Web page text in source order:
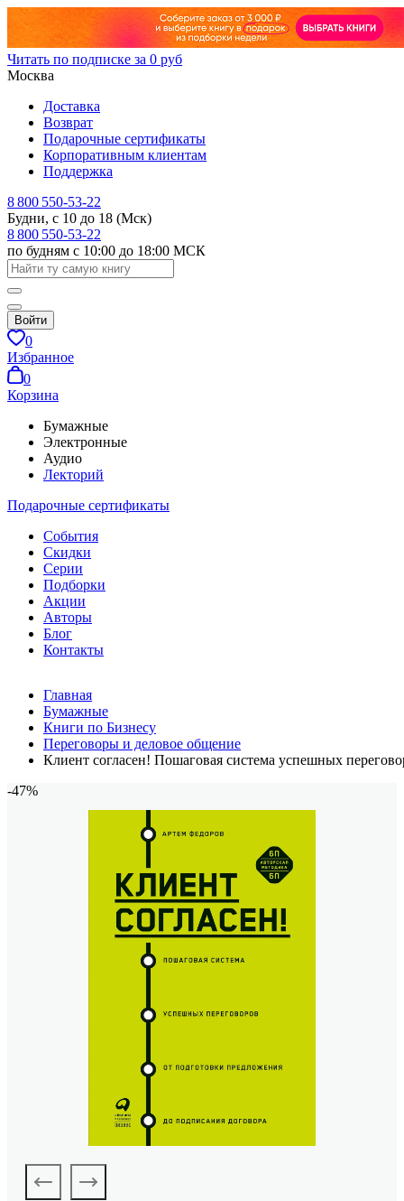
Читать по подписке за 0 руб
Москва
Доставка
Возврат
Подарочные сертификаты
Корпоративным клиентам
Поддержка
8 800 550-53-22
Будни, с 10 до 18 (Мск)
8 800 550-53-22
по будням с 10:00 до 18:00 МСК
Войти
0
Избранное
0
Корзина
Бумажные
Электронные
Аудио
Лекторий
Подарочные сертификаты
События
Скидки
Серии
Подборки
Акции
Авторы
Блог
Контакты
Главная
Бумажные
Книги по Бизнесу
Переговоры и деловое общение
Клиент согласен! Пошаговая система успешных
-47%